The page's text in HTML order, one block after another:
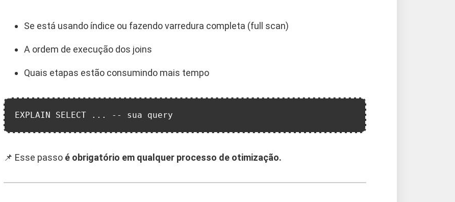
Se está usando índice ou fazendo varredura completa (full scan)
A ordem de execução dos joins
Quais etapas estão consumindo mais tempo
EXPLAIN SELECT ... -- sua query
📌 Esse passo é obrigatório em qualquer processo de otimização.